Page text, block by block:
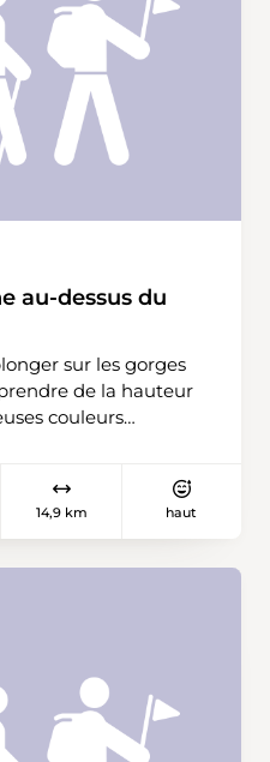
au-dessus du
sur les gorges
de la hauteur
couleurs
14,9 km haut